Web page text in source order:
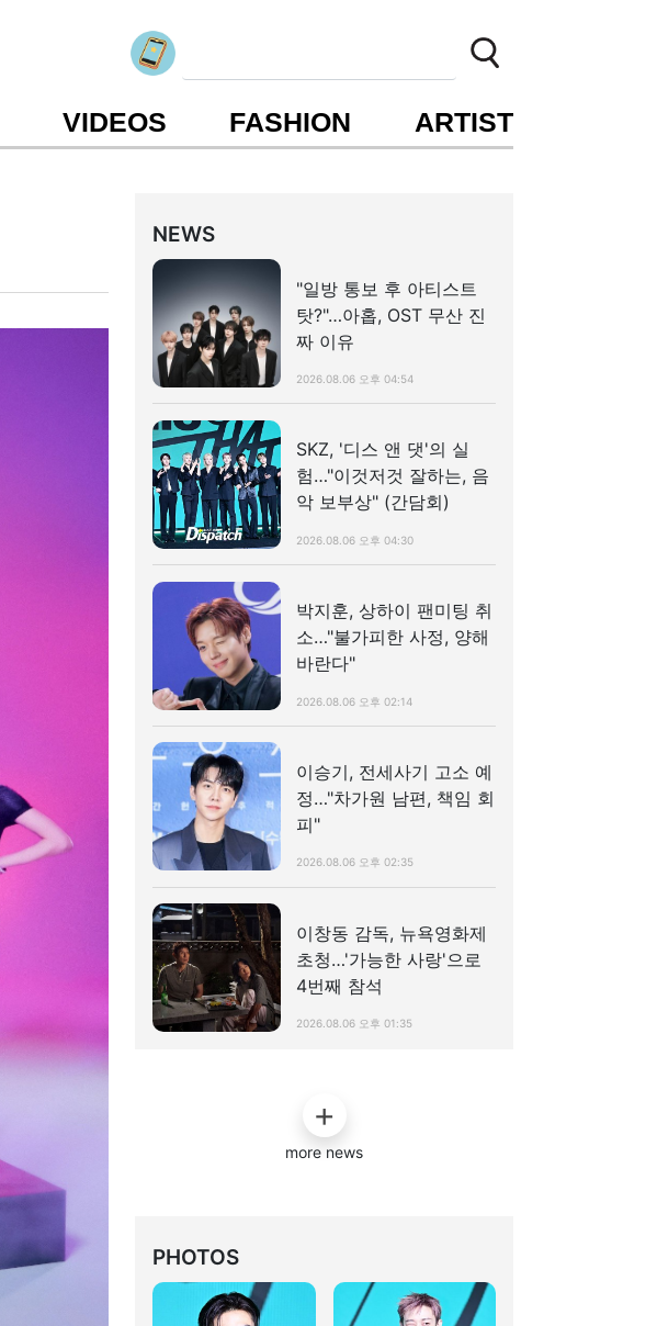
VIDEOS FASHION ARTIST
NEWS
"일방 통보 후 아티스트
탓?"…아홉, OST 무산 진
짜 이유
2026.08.06 오후 04:54
SKZ, '디스 앤 댓'의 실
험…"이것저것 잘하는, 음
악 보부상" (간담회)
2026.08.06 오후 04:30
박지훈, 상하이 팬미팅 취
소…"불가피한 사정, 양해
바란다"
2026.08.06 오후 02:14
이승기, 전세사기 고소 예
정…"차가원 남편, 책임 회
피"
2026.08.06 오후 02:35
이창동 감독, 뉴욕영화제
초청…'가능한 사랑'으로
4번째 참석
2026.08.06 오후 01:35
more news
PHOTOS